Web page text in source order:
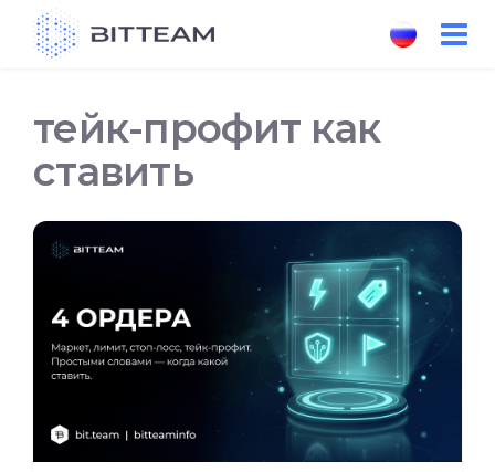
тейк-профит как
ставить